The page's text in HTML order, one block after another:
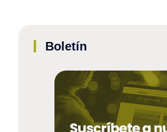
Boletín